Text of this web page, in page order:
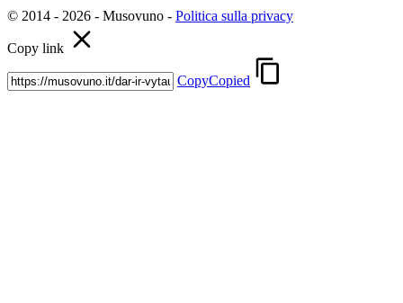
© 2014 - 2026 - Musovuno - Politica sulla privacy
Copy link
CopyCopied